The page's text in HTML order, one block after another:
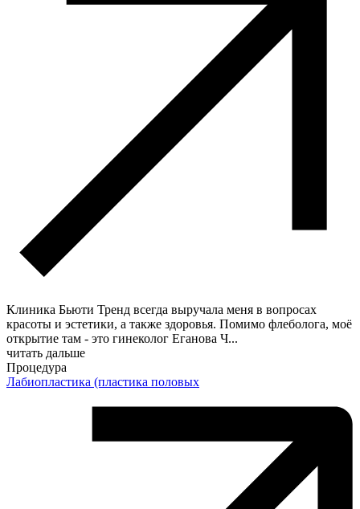
Клиника Бьюти Тренд всегда выручала меня в вопросах
красоты и эстетики, а также здоровья. Помимо флеболога, моё
открытие там - это гинеколог Еганова Ч...
читать дальше
Процедура
Лабиопластика (пластика половых